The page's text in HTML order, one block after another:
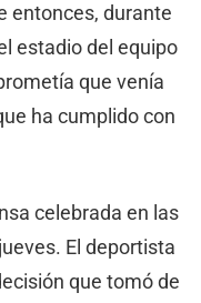
entonces, durante
estadio del equipo
que venía
ha cumplido con
celebrada en las
El deportista
que tomó de